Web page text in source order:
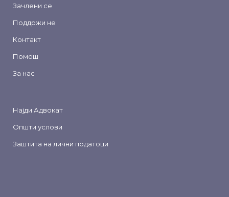
Зачлени се
Поддржи не
Контакт
Помош
За нас
Најди Адвокат
Општи услови
Заштита на лични податоци